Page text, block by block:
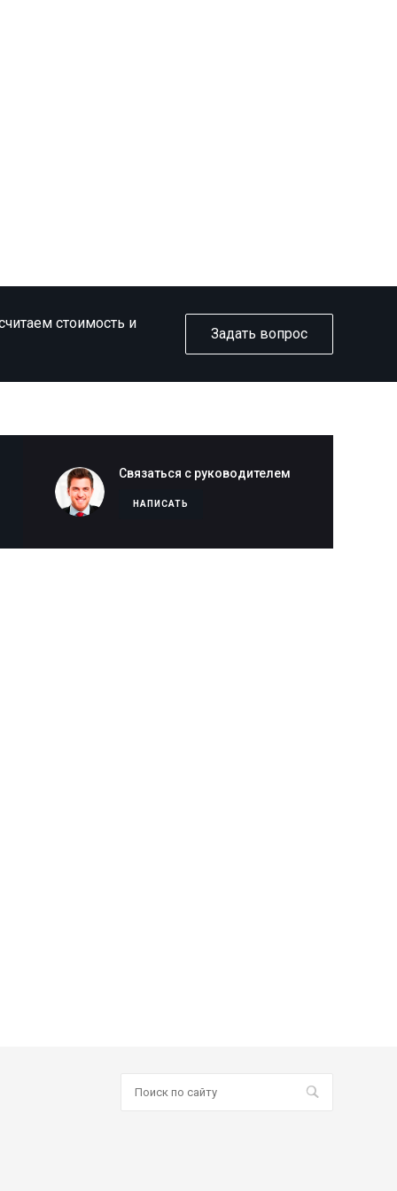
стоимость и
Задать вопрос
Связаться с руководителем
НАПИСАТЬ